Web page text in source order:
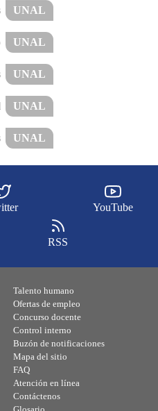
UNAL
UNAL
UNAL
UNAL
UNAL
YouTube
RSS
Talento humano
Ofertas de empleo
Concurso docente
Control interno
Buzón de notificaciones
Mapa del sitio
FAQ
Atención en línea
Contáctenos